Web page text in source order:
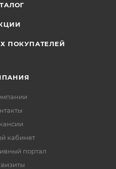
ПОКУПАТЕЛЕЙ
кабинет
портал